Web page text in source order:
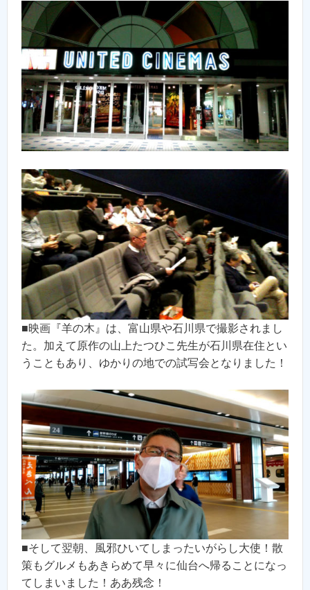
■映画『羊の木』は、富山県や石川県で撮影されまし
た。加えて原作の山上たつひこ先生が石川県在住とい
うこともあり、ゆかりの地での試写会となりました！
■そして翌朝、風邪ひいてしまったいがらし大使！散
策もグルメもあきらめて早々に仙台へ帰ることになっ
てしまいました！ああ残念！